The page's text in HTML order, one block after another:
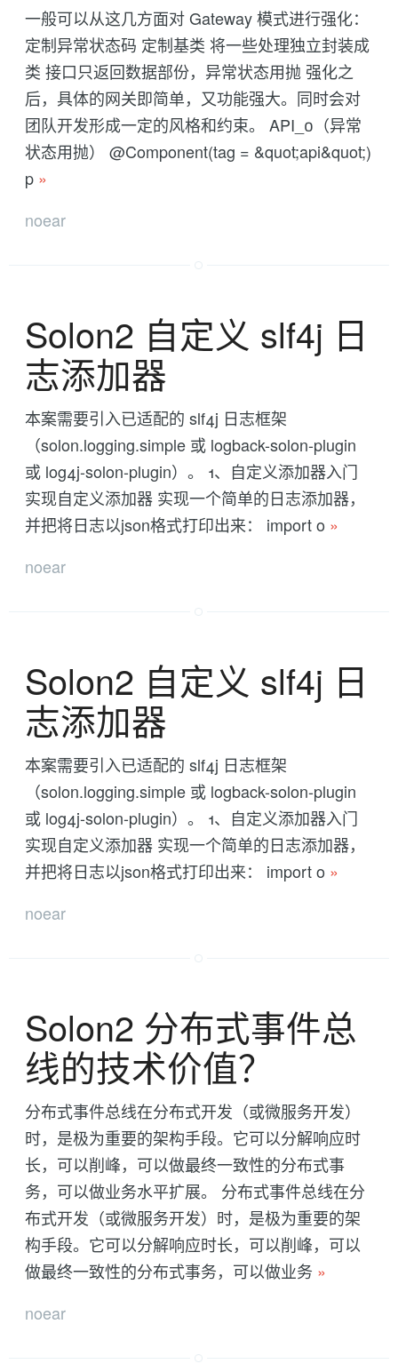
一般可以从这几方面对 Gateway 模式进行强化：
定制异常状态码 定制基类 将一些处理独立封装成
类 接口只返回数据部份，异常状态用抛 强化之
后，具体的网关即简单，又功能强大。同时会对
团队开发形成一定的风格和约束。 API_0（异常
状态用抛） @Component(tag = &quot;api&quot;)
p »
noear
Solon2 自定义 slf4j 日
志添加器
本案需要引入已适配的 slf4j 日志框架
（solon.logging.simple 或 logback-solon-plugin
或 log4j-solon-plugin）。 1、自定义添加器入门
实现自定义添加器 实现一个简单的日志添加器，
并把将日志以json格式打印出来： import o »
noear
Solon2 自定义 slf4j 日
志添加器
本案需要引入已适配的 slf4j 日志框架
（solon.logging.simple 或 logback-solon-plugin
或 log4j-solon-plugin）。 1、自定义添加器入门
实现自定义添加器 实现一个简单的日志添加器，
并把将日志以json格式打印出来： import o »
noear
Solon2 分布式事件总
线的技术价值？
分布式事件总线在分布式开发（或微服务开发）
时，是极为重要的架构手段。它可以分解响应时
长，可以削峰，可以做最终一致性的分布式事
务，可以做业务水平扩展。 分布式事件总线在分
布式开发（或微服务开发）时，是极为重要的架
构手段。它可以分解响应时长，可以削峰，可以
做最终一致性的分布式事务，可以做业务 »
noear